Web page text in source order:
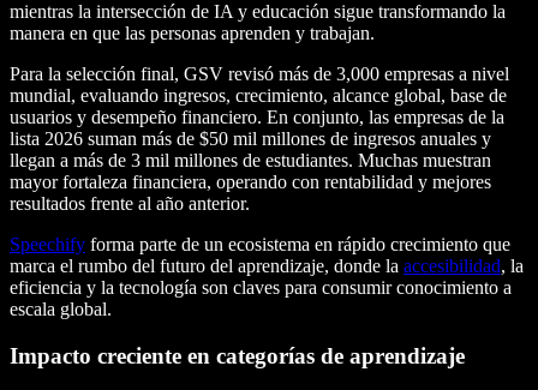
mientras la intersección de IA y educación sigue transformando la
manera en que las personas aprenden y trabajan.
Para la selección final, GSV revisó más de 3,000 empresas a nivel
mundial, evaluando ingresos, crecimiento, alcance global, base de
usuarios y desempeño financiero. En conjunto, las empresas de la
lista 2026 suman más de $50 mil millones de ingresos anuales y
llegan a más de 3 mil millones de estudiantes. Muchas muestran
mayor fortaleza financiera, operando con rentabilidad y mejores
resultados frente al año anterior.
Speechify forma parte de un ecosistema en rápido crecimiento que
marca el rumbo del futuro del aprendizaje, donde la accesibilidad, la
eficiencia y la tecnología son claves para consumir conocimiento a
escala global.
Impacto creciente en categorías de aprendizaje